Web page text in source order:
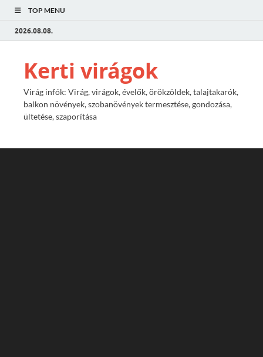
TOP MENU
2026.08.08.
Kerti virágok
Virág infók: Virág, virágok, évelők, örökzöldek, talajtakarók,
balkon növények, szobanövények termesztése, gondozása,
ültetése, szaporítása